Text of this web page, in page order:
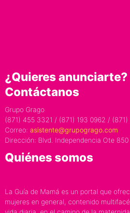
¿Quieres anunciarte?
Contáctanos
Grupo Grago
(871) 455 3321 / (871) 193 0962 /
Correo: asistente@grupogrago.com
Dirección: Blvd. Independencia Ote 850
Quiénes somos
La Guía de Mamá es un portal que
mujeres en general, contenido